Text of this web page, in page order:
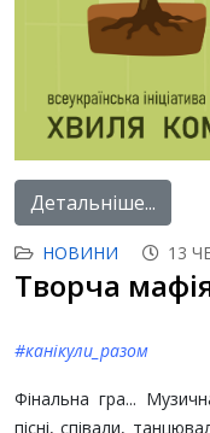
Детальніше...
НОВИНИ 13
Творча
#канікули_разом
Фінальна гра...
пісні, співали,